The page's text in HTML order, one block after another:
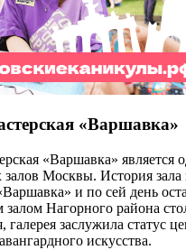
«Варшавка»
«Варшавка» является
Москвы. История зала
и по сей день
залом Нагорного района
галерея заслужила статус
искусства.